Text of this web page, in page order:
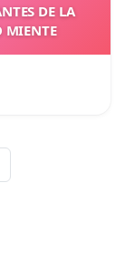
DE LA
MIENTE